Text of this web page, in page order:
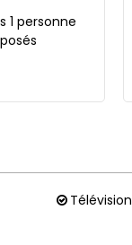
1 personne
Télévision